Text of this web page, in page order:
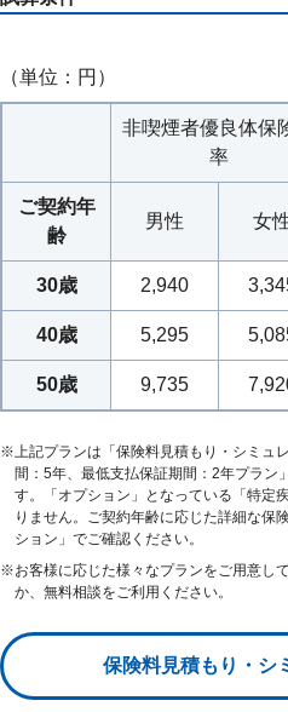
［注］数字は端数処理の関係上、合計が
「就業不能に関する調査」当社調べ（2020
最低支払保証期間：2年
[5疾病・障害・介護保障プラン(
付金月額：15万円
（単位：円）
非喫煙者優良体保
率
ご契約年
齢
男性 女
30歳 2,940
40歳 5,295
50歳 9,735
※上記プランは「保険料見積もり・シミュ
間：5年、最低支払保証期間：2年プラン
す。「オプション」となっている「特定
りません。ご契約年齢に応じた詳細な保
ション」でご確認ください。
※お客様に応じた様々なプランをご用意し
か、無料相談をご利用ください。
保険料見積もり・シ